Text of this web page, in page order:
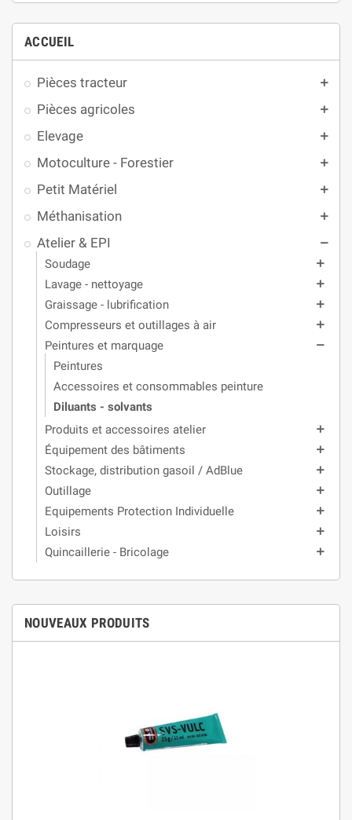
ACCUEIL
Pièces tracteur add
Pièces agricoles add
Elevage add
Motoculture - Forestier add
Petit Matériel add
Méthanisation add
Atelier & EPI remove
Soudage add
Lavage - nettoyage add
Graissage - lubrification add
Compresseurs et outillages à air add
Peintures et marquage remove
Peintures
Accessoires et consommables peinture
Diluants - solvants
Produits et accessoires atelier
add
Équipement des bâtiments add
Stockage, distribution gasoil / AdBlue add
Outillage add
Equipements Protection Individuelle add
Loisirs add
Quincaillerie - Bricolage add
NOUVEAUX PRODUITS